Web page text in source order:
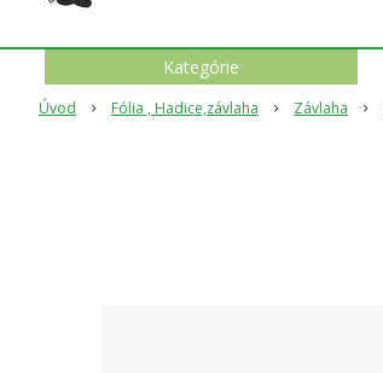
Úvod Fólia , Hadice,závlaha Závlaha
Kategórie